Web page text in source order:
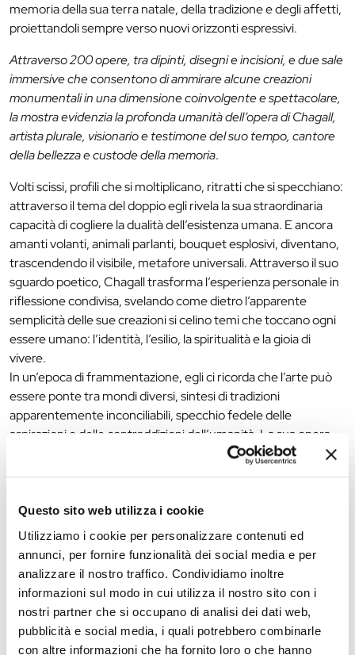
Questo sito web utilizza i cookie
Utilizziamo i cookie per personalizzare contenuti ed
annunci, per fornire funzionalità dei social media e per
analizzare il nostro traffico. Condividiamo inoltre
informazioni sul modo in cui utilizza il nostro sito con i
nostri partner che si occupano di analisi dei dati web,
pubblicità e social media, i quali potrebbero combinarle
con altre informazioni che ha fornito loro o che hanno
memoria della sua terra natale, della tradizione e degli affetti,
proiettandoli sempre verso nuovi orizzonti espressivi.
Attraverso 200 opere, tra dipinti, disegni e incisioni, e due sale
immersive che consentono di ammirare alcune creazioni
monumentali in una dimensione coinvolgente e spettacolare,
la mostra evidenzia la profonda umanità dell’opera di Chagall,
artista plurale, visionario e testimone del suo tempo, cantore
della bellezza e custode della memoria.
Volti scissi, profili che si moltiplicano, ritratti che si specchiano:
attraverso il tema del doppio egli rivela la sua straordinaria
capacità di cogliere la dualità dell’esistenza umana. E ancora
amanti volanti, animali parlanti, bouquet esplosivi, diventano,
trascendendo il visibile, metafore universali. Attraverso il suo
sguardo poetico, Chagall trasforma l’esperienza personale in
riflessione condivisa, svelando come dietro l’apparente
semplicità delle sue creazioni si celino temi che toccano ogni
essere umano: l’identità, l’esilio, la spiritualità e la gioia di
vivere.
In un’epoca di frammentazione, egli ci ricorda che l’arte può
essere ponte tra mondi diversi, sintesi di tradizioni
apparentemente inconciliabili, specchio fedele delle
aspirazioni e delle contraddizioni dell’umanità. La sua opera
celebra quella verità emotiva che rende tangibili i sentimenti
barlumi di pace e comprensione.
APERTURE STRAORDINARIE
Nel corso degli ultimi fine settimana di apertura, nei giorni
30 e 31 gennaio e 6 e 7 febbraio, la grande mostra
testimone del suo temporimarrà eccezionalmente aperta
fino alle ore 22.30(chiusura della biglietteria ore 21.30).
La mostra è organizzata da Fondazione Ferrara Arte e